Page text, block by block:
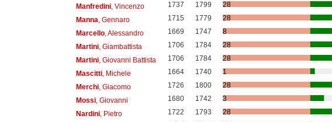
Manfredini, Vincenzo 1737 1799
28
Manna , Gennaro 1715 1779
28
Marcello, Alessandro 1669 1747
8
Martini, Giambattista 1706 1784
28
Martini, Giovanni Battista 1706 1784
28
Mascitti, Michele 1664 1740
1
Merchi, Giacomo 1726 1800
28
Mossi, Giovanni 1680 1742
3
Nardini, Pietro 1722 1793
28